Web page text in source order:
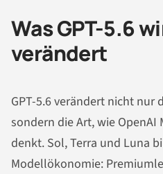
Was GPT-5.6
verändert
GPT-5.6 verändert nicht nur
sondern die Art, wie
denkt. Sol, Terra und Luna
Modellökonomie: